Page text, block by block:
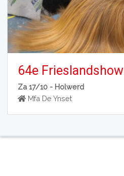
64e Frieslandshow
Za 17/10 - Holwerd
Mfa De Ynset